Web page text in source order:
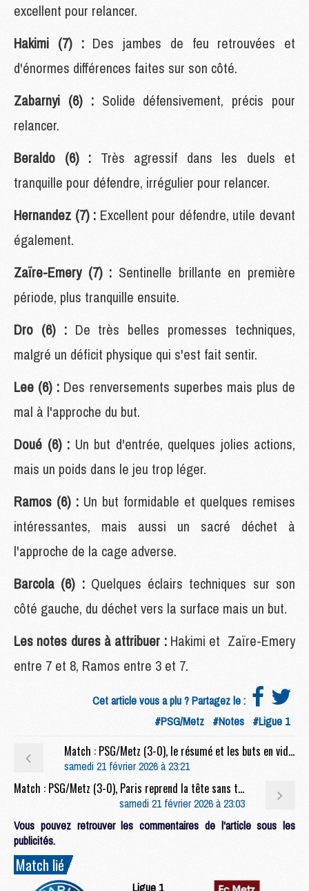
excellent pour relancer.
Hakimi (7) : Des jambes de feu retrouvées et
d'énormes différences faites sur son côté.
Zabarnyi (6) : Solide défensivement, précis pour
relancer.
Beraldo (6) : Très agressif dans les duels et
tranquille pour défendre, irrégulier pour relancer.
Hernandez (7) : Excellent pour défendre, utile devant
également.
Zaïre-Emery (7) : Sentinelle brillante en première
période, plus tranquille ensuite.
Dro (6) : De très belles promesses techniques,
malgré un déficit physique qui s'est fait sentir.
Lee (6) : Des renversements superbes mais plus de
mal à l'approche du but.
Doué (6) : Un but d'entrée, quelques jolies actions,
mais un poids dans le jeu trop léger.
Ramos (6) : Un but formidable et quelques remises
intéressantes, mais aussi un sacré déchet à
l'approche de la cage adverse.
Barcola (6) : Quelques éclairs techniques sur son
côté gauche, du déchet vers la surface mais un but.
Les notes dures à attribuer : Hakimi et Zaïre-Emery
entre 7 et 8, Ramos entre 3 et 7.
Cet article vous a plu ? Partagez le :
#PSG/Metz #Notes #Ligue 1
Match : PSG/Metz (3-0), le résumé et les buts en video
samedi 21 février 2026 à 23:21
Match : PSG/Metz (3-0), Paris reprend la tête sans trembler
samedi 21 février 2026 à 23:03
Vous pouvez retrouver les commentaires de l'article sous les
publicités.
Match lié
Ligue 1